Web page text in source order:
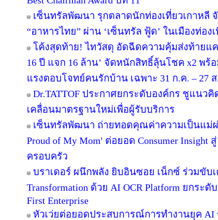
เซ็นทรัลพัฒนา รุกตลาดนักท่องเที่ยวเกาหลี
“อาหารไทย” ผ่าน ‘เซ็นทรัล ฟู้ด’ ในเมืองท่อง
โค้งสุดท้าย! ไทวัสดุ อัดฉีดความคุ้มส่งท้ายแ
16 ปี แจก 16 ล้าน’ จัดหนักสิทธิ์ลุ้นโชค x2 พ
แรงตอบโจทย์คนรักบ้าน เฉพาะ 31 ก.ค. – 27
Dr.TATTOF ประกาศยกระดับองค์กร ชูแนว
เคลื่อนมาตรฐานใหม่เพื่อผู้รับบริการ
เซ็นทรัลพัฒนา ถ่ายทอดคุณค่าความเป็นแม่ผ่า
Proud of My Mom' ต่อยอด Consumer Insight
ครอบครัว
บราเดอร์ ผนึกพลัง ยิบอินซอย เน็กซ์ ร่วมขับเ
Transformation ด้วย AI OCR Platform ยกระ
First Enterprise
หัวเว่ยต่อยอดประสบการณ์การทำงานยุค AI